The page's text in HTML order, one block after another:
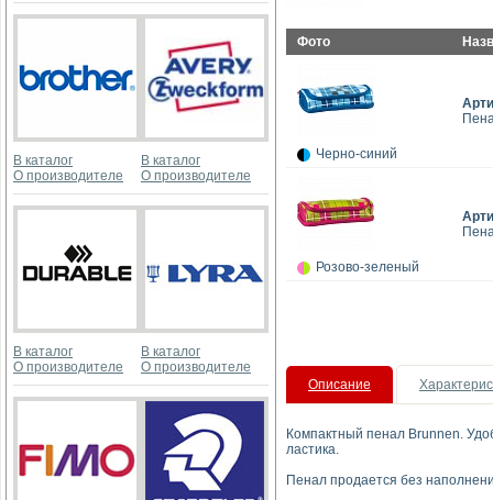
В каталог
О производителе
В каталог
О производителе
В каталог
О производителе
В каталог
О производителе
Фото
Черно-синий
Розово-зеленый
Описание
Компактный пенал Brunnen.
ластика.
Пенал продается без